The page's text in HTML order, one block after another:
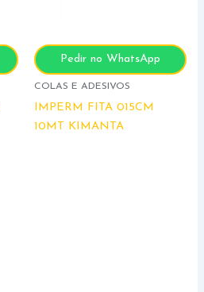
Pedir no WhatsApp
COLAS E ADESIVOS
IMPERM FITA 015CM
10MT KIMANTA